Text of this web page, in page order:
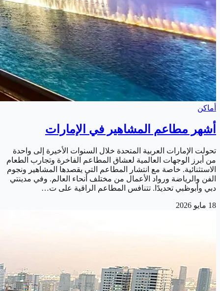
أماكن
أشهر مطاعم المشاهير في الإمارات
تحولت الإمارات العربية المتحدة خلال السنوات الأخيرة إلى واحدة
من أبرز الوجهات العالمية لعشاق المطاعم الفاخرة وتجارب الطعام
الاستثنائية. خاصة مع انتشار المطاعم التي يقصدها المشاهير ونجوم
الفن والرياضة ورواد الأعمال من مختلف أنحاء العالم. وفي مدينتي
دبي وأبوظبي تحديدًا. تتنافس المطاعم الراقية على ت…
18 مايو 2026